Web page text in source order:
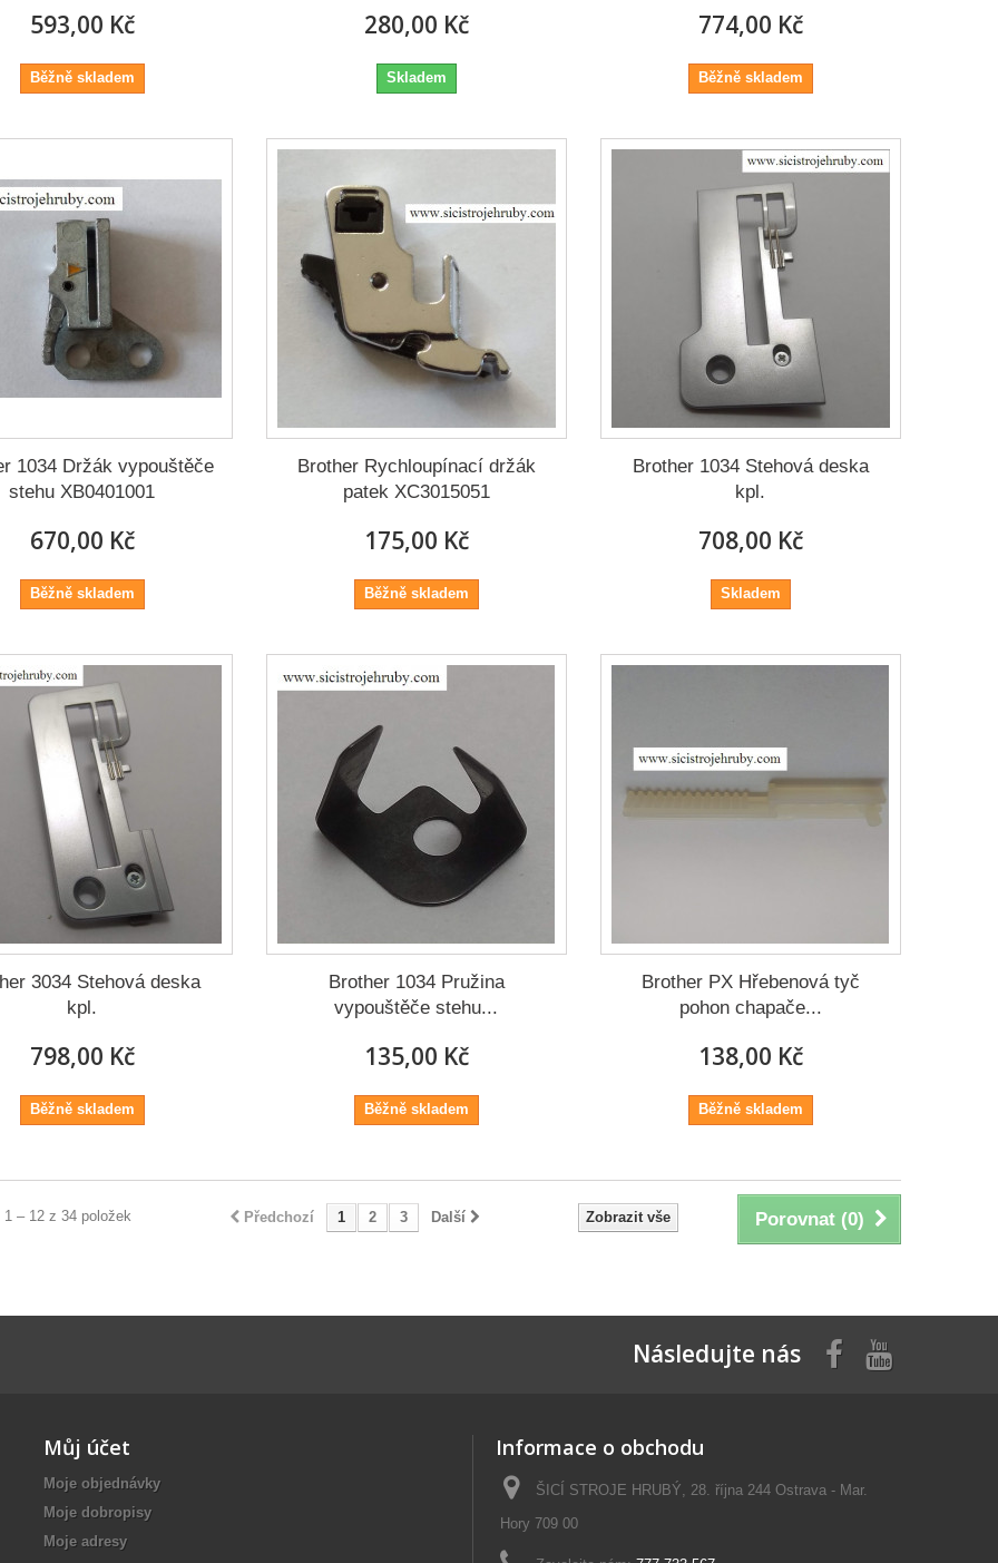
593,00 Kč
Běžně skladem
280,00 Kč
Skladem
774,00 Kč
Běžně skladem
1034 Držák vypouštěče
stehu XB0401001
670,00 Kč
Běžně skladem
Brother Rychloupínací držák
patek XC3015051
175,00 Kč
Běžně skladem
Brother 1034 Stehová deska
kpl.
708,00 Kč
Skladem
3034 Stehová deska
kpl.
798,00 Kč
Běžně skladem
Brother 1034 Pružina
vypouštěče stehu...
135,00 Kč
Běžně skladem
Brother PX Hřebenová tyč
pohon chapače...
138,00 Kč
Běžně skladem
Porovnat (0)
Zobrazit vše
Předchozí 1 2 3 Další
1 – 12 z 34 položek
Následujte nás
Můj účet
Moje objednávky
Moje dobropisy
Moje adresy
Informace o obchodu
ŠICÍ STROJE HRUBÝ, 28. října 244 Ostrava - Mar.
Hory 709 00